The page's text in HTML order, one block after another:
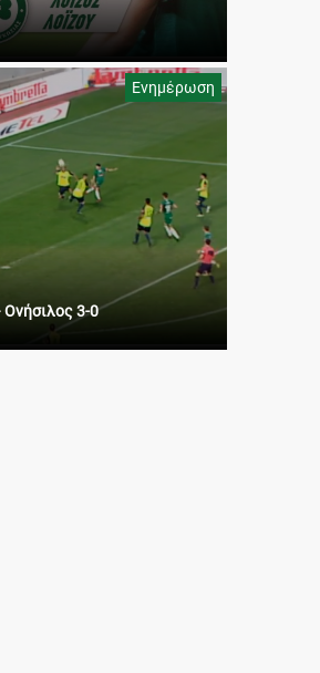
Ενημέρωση
3-0